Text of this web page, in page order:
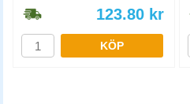
123.80 kr
KÖP